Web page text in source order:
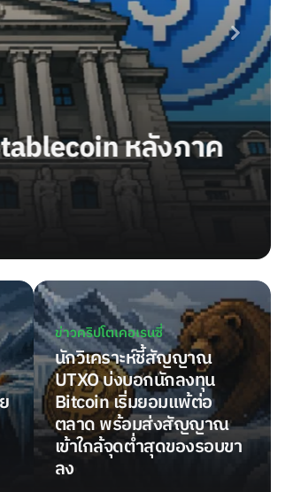
หลังภาค
ข่าวคริปโตเคอเรนซี่
นักวิเคราะห์ชี้สัญญาณ
UTXO บ่งบอกนักลงทุน
Bitcoin เริ่มยอมแพ้ต่อ
ตลาด พร้อมส่งสัญญาณ
เข้าใกล้จุดต่ำสุดของรอบขา
ลง